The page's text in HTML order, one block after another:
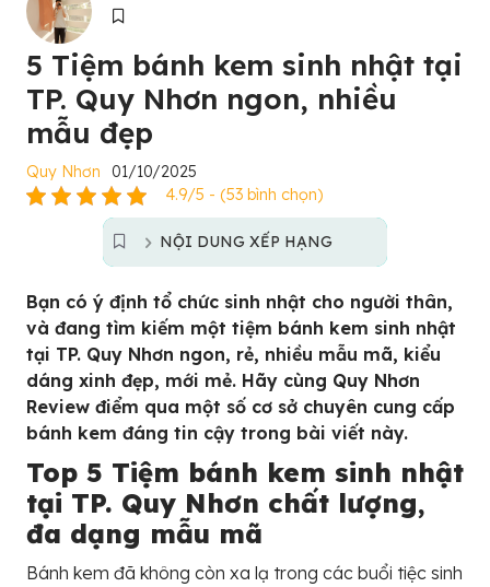
5 Tiệm bánh kem sinh nhật tại
TP. Quy Nhơn ngon, nhiều
mẫu đẹp
Quy Nhơn
01/10/2025
4.9/5 - (53 bình chọn)
NỘI DUNG XẾP HẠNG
Bạn có ý định tổ chức sinh nhật cho người thân,
và đang tìm kiếm một tiệm bánh kem sinh nhật
tại TP. Quy Nhơn ngon, rẻ, nhiều mẫu mã, kiểu
dáng xinh đẹp, mới mẻ. Hãy cùng Quy Nhơn
Review điểm qua một số cơ sở chuyên cung cấp
bánh kem đáng tin cậy trong bài viết này.
Top 5 Tiệm bánh kem sinh nhật
tại TP. Quy Nhơn chất lượng,
đa dạng mẫu mã
Bánh kem đã không còn xa lạ trong các buổi tiệc sinh